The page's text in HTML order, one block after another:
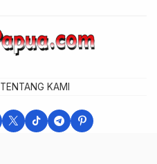
TENTANG KAMI